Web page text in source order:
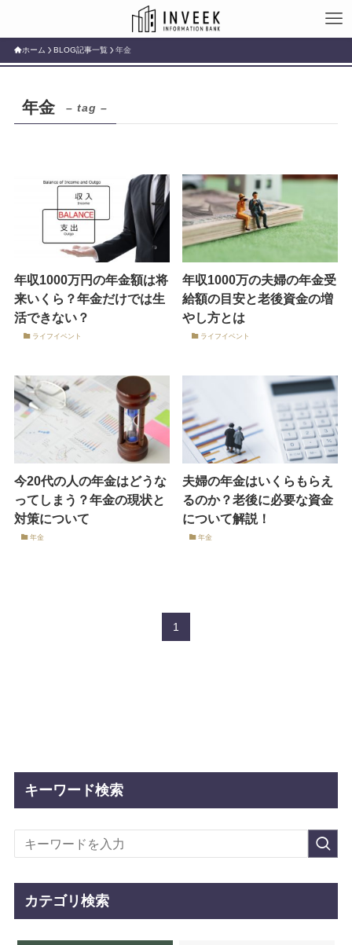
ホーム BLOG記事一覧 年金
年金 – tag –
年収1000万円の年金額は将
来いくら？年金だけでは生
活できない？
ライフイベント
年収1000万の夫婦の年金受
給額の目安と老後資金の増
やし方とは
ライフイベント
今20代の人の年金はどうな
ってしまう？年金の現状と
対策について
年金
夫婦の年金はいくらもらえ
るのか？老後に必要な資金
について解説！
年金
1
キーワード検索
カテゴリ検索